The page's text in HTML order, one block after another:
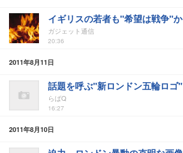
イギリスの若者も"希望は戦争"か
ガジェット通信
20:36
2011年8月11日
話題を呼ぶ"新ロンドン五輪ロゴ"
らばQ
16:27
2011年8月10日